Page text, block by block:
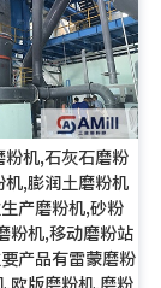
机,石灰石磨粉
,膨润土磨粉机
产磨粉机,砂粉
粉机,移动磨粉站
产品有雷蒙磨粉